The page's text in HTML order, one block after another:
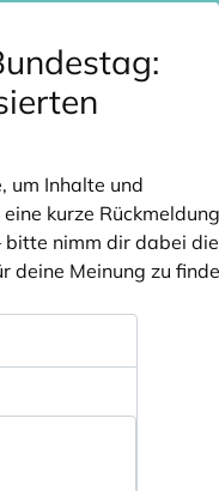
um Inhalte und
kurze Rückmeldung
bitte nimm dir dabei die
deine Meinung zu